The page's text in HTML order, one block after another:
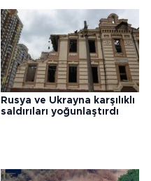
Rusya ve Ukrayna karşılıklı
saldırıları yoğunlaştırdı